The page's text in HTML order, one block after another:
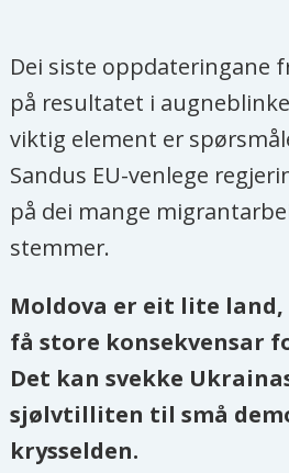
Dei siste oppdateringane
på resultatet i
viktig element er
Sandus EU-venlege
på dei mange
stemmer.
Moldova er eit lite
få store konsekvensar
Det kan svekke
sjølvtilliten til små
krysselden.